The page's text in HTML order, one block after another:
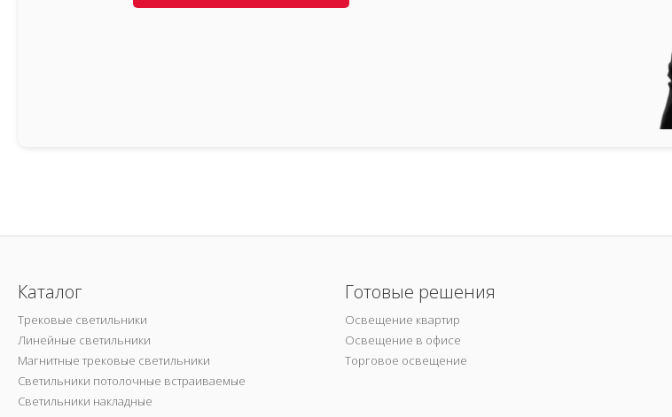
Каталог
Трековые светильники
Линейные светильники
Магнитные трековые светильники
Светильники потолочные встраиваемые
Светильники накладные
Готовые решения
Освещение квартир
Освещение в офисе
Торговое освещение